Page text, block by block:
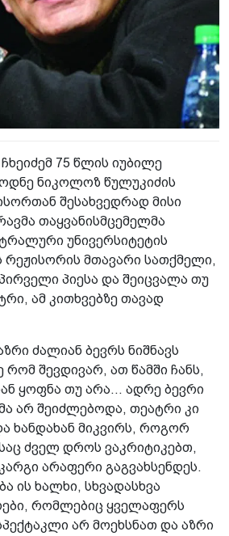
75 წლის იუბილე
ნიკოლოზ წულუკიძის
შესახვედრად მისი
თაყვანისმცემელმა
უნივერსიტეტის
რეჟისორის მთავარი სათქმელი,
პიესა და შეიცვალა თუ
ამ კითხვებზე თავად
ძალიან ბევრს ნიშნავს
რომ შევდივარ, ათ წამში ჩანს,
ყოფნა თუ არა... ადრე ბევრი
არ შეიძლებოდა, თეატრი კი
ხანდახან მიკვირს, როგორ
ძველ დროს ვაკრიტიკებთ,
არაფერი გაგვახსენდეს.
ის ხალხი, სხვადასხვა
რომლებიც ყველაფერს
არ მოეხსნათ და აზრი